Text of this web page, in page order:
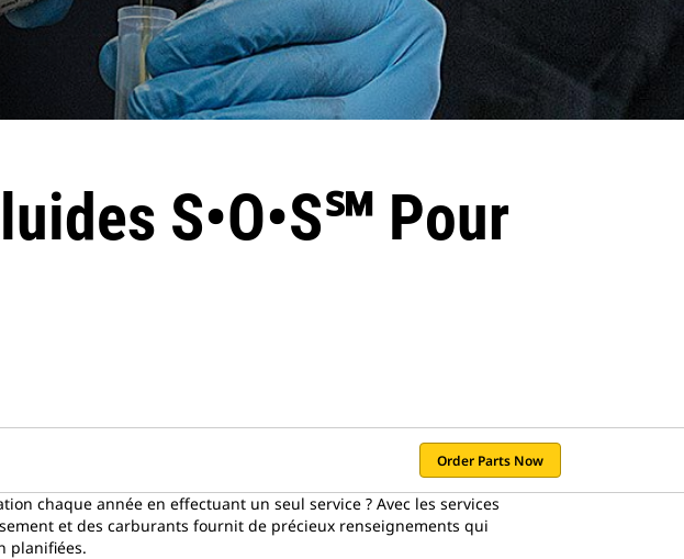
S•O•S℠ Pour
Order Parts Now
chaque année en effectuant un seul service ? Avec les services
et des carburants fournit de précieux renseignements qui
planifiées.